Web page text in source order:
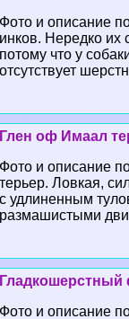
Фото и описание
инков. Нередко их
потому что у
отсутствует
Глен оф Имаал
Фото и описание
терьер. Ловкая,
с удлиненным
размашистыми
Гладкошерстный
Фото и описание